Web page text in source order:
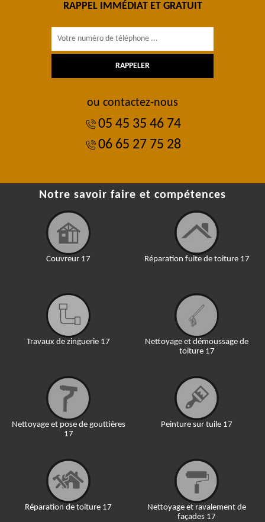
RAPPEL IMMÉDIAT ET GRATUIT
ou contactez-nous
05 45 35 46 74
06 65 27 75 28
Notre savoir faire et compétences
Couvreur 17
Travaux de zinguerie 17
Nettoyage et pose de gouttières
17
Réparation de toiture 17
Réparation fuite de toiture 17
Nettoyage et démoussage de
toiture 17
Peinture sur tuile 17
Nettoyage et ravalement de
façades 17